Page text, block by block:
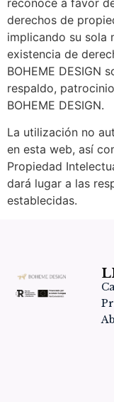
reconoce a favor
derechos de
implicando su sola
existencia de
BOHEME DESIGN
respaldo,
BOHEME DESIGN.
La utilización no
en esta web, así
Propiedad
dará lugar a las
establecidas.